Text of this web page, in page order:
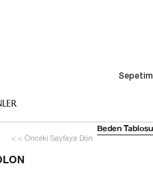
Sepetim
< < Önceki Sayfaya Dön
Beden Tablosu